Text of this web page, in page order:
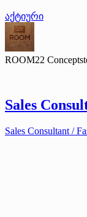
აქტიური
ROOM22
Sales
Sales Consultant /